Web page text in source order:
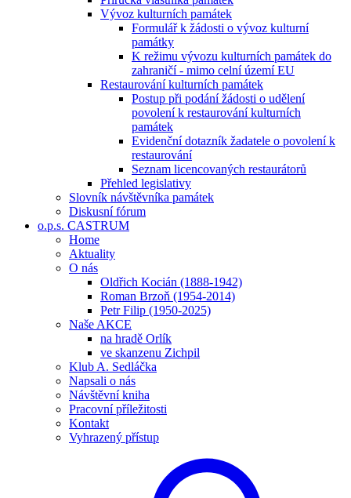
Vývoz kulturních památek
Formulář k žádosti o vývoz kulturní
památky
K režimu vývozu kulturních památek do
zahraničí - mimo celní území EU
Restaurování kulturních památek
Postup při podání žádosti o udělení
povolení k restaurování kulturních
památek
Evidenční dotazník žadatele o povolení k
restaurování
Seznam licencovaných restaurátorů
Přehled legislativy
Slovník návštěvníka památek
Diskusní fórum
o.p.s. CASTRUM
Home
Aktuality
O nás
Oldřich Kocián (1888-1942)
Roman Brzoň (1954-2014)
Petr Filip (1950-2025)
Naše AKCE
na hradě Orlík
ve skanzenu Zichpil
Klub A. Sedláčka
Napsali o nás
Návštěvní kniha
Pracovní příležitosti
Kontakt
Vyhrazený přístup